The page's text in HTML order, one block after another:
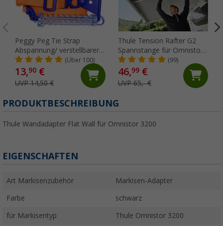
Peggy Peg Tie Strap
Abspannung/ verstellbarer
Markiesenspanngurt(Über 100)
13,90 €
UVP 14,50 €
Thule Tension Rafter G2
Spannstange für Omnistor
5200/4900/5003/5002 250
cm
(99)
46,99€
UVP 65,- €
PRODUKTBESCHREIBUNG
Thule Wandadapter Flat Wall für Omnistor 3200
EIGENSCHAFTEN
Art Markisenzubehör Markisen-Adapter
Farbe schwarz
für Markisentyp Thule Omnistor 3200